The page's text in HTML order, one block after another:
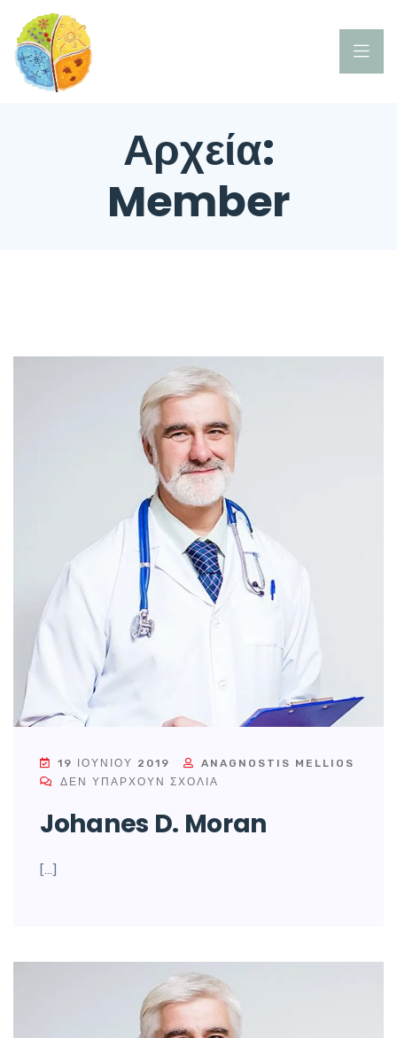
Αρχεία:
Member
19 ΙΟΥΝΊΟΥ 2019
ANAGNOSTIS MELLIOS
ΔΕΝ ΥΠΆΡΧΟΥΝ ΣΧΌΛΙΑ
Johanes D. Moran
[…]